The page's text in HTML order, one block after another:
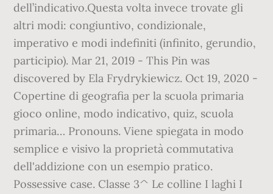
dell’indicativo.Questa volta invece trovate gli
altri modi: congiuntivo, condizionale,
imperativo e modi indefiniti (infinito, gerundio,
participio). Mar 21, 2019 - This Pin was
discovered by Ela Frydrykiewicz. Oct 19, 2020 -
Copertine di geografia per la scuola primaria
gioco online, modo indicativo, quiz, scuola
primaria… Pronouns. Viene spiegata in modo
semplice e visivo la proprietà commutativa
dell'addizione con un esempio pratico.
Possessive case. Classe 3^ Le colline I laghi I